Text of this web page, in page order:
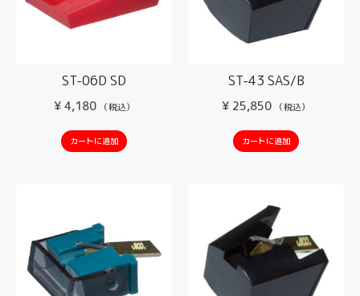
ST-06D SD
¥4,180 （税込）
カートに追加
ST-43 SAS/B
¥ 25,850 （税込）
カートに追加